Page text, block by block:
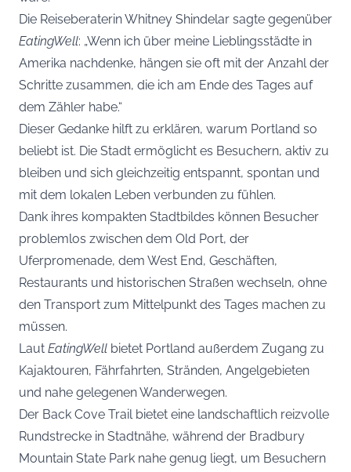
Die Reiseberaterin Whitney Shindelar sagte gegenüber
EatingWell: „Wenn ich über meine Lieblingsstädte in
Amerika nachdenke, hängen sie oft mit der Anzahl der
Schritte zusammen, die ich am Ende des Tages auf
dem Zähler habe.“
Dieser Gedanke hilft zu erklären, warum Portland so
beliebt ist. Die Stadt ermöglicht es Besuchern, aktiv zu
bleiben und sich gleichzeitig entspannt, spontan und
mit dem lokalen Leben verbunden zu fühlen.
Dank ihres kompakten Stadtbildes können Besucher
problemlos zwischen dem Old Port, der
Uferpromenade, dem West End, Geschäften,
Restaurants und historischen Straßen wechseln, ohne
den Transport zum Mittelpunkt des Tages machen zu
müssen.
Laut EatingWell bietet Portland außerdem Zugang zu
Kajaktouren, Fährfahrten, Stränden, Angelgebieten
und nahe gelegenen Wanderwegen.
Der Back Cove Trail bietet eine landschaftlich reizvolle
Rundstrecke in Stadtnähe, während der Bradbury
Mountain State Park nahe genug liegt, um Besuchern